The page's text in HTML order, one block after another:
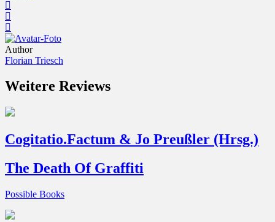
Author
Florian Triesch
Weitere Reviews
Cogitatio.Factum & Jo Preußler (Hrsg.)
The Death Of Graffiti
Possible Books